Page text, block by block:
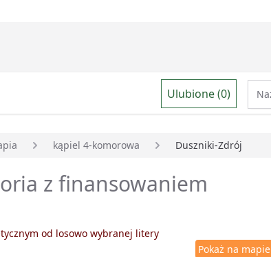
Ulubione (0)
kąpiel 4-komorowa Duszniki-Zdrój
z finansowaniem
od losowo wybranej litery
Pokaż na mapie